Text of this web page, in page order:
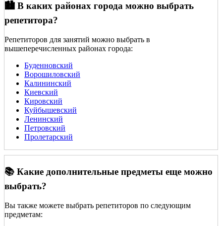
🏙️ В каких районах города можно выбрать
репетитора?
Репетиторов для занятий можно выбрать в
вышеперечисленных районах города:
Буденновский
Ворошиловский
Калининский
Киевский
Кировский
Куйбышевский
Ленинский
Петровский
Пролетарский
📚 Какие дополнительные предметы еще можно
выбрать?
Вы также можете выбрать репетиторов по следующим
предметам: